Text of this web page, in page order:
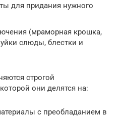
для придания нужного
(мраморная крошка,
слюды, блестки и
строгой
они делятся на:
с преобладанием в